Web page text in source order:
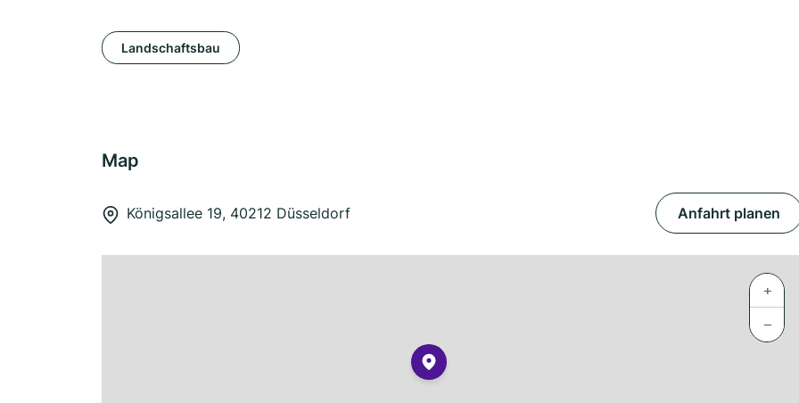
Landschaftsbau
Map
Königsallee 19, 40212 Düsseldorf Anfahrt planen
+
−